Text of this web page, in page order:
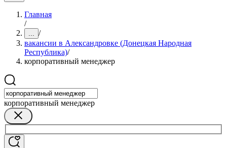
Главная
/
... /
вакансии в Александровке (Донецкая Народная
Республика)/
корпоративный менеджер
корпоративный менеджер